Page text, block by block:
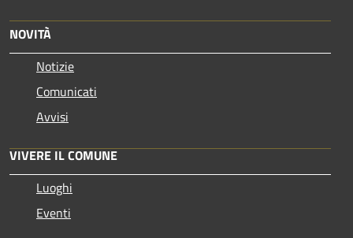
NOVITÀ
Notizie
Comunicati
Avvisi
VIVERE IL COMUNE
Luoghi
Eventi